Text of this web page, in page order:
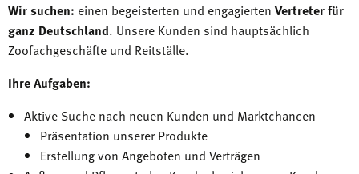
Wir suchen: einen begeisterten und engagierten Vertreter für
ganz Deutschland. Unsere Kunden sind hauptsächlich
Zoofachgeschäfte und Reitställe.
Ihre Aufgaben:
Aktive Suche nach neuen Kunden und Marktchancen
Präsentation unserer Produkte
Erstellung von Angeboten und Verträgen